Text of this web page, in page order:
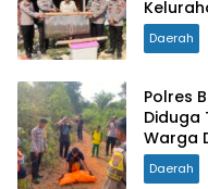
Daerah
Polres
Diduga
Warga
Daerah